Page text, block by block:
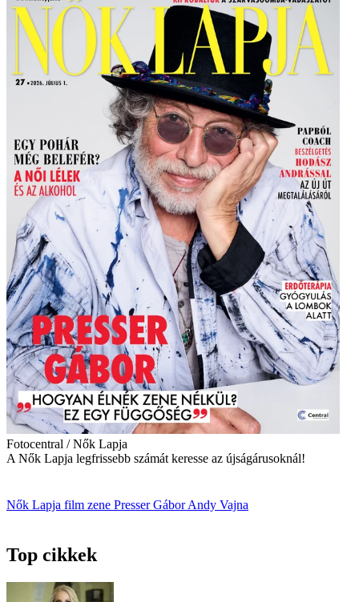
Fotocentral / Nők Lapja
A Nők Lapja legfrissebb számát keresse az újságárusoknál!
Nők Lapja film zene Presser GáborAndy Vajna
Top cikkek